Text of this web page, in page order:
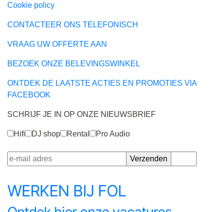
Cookie policy
CONTACTEER ONS TELEFONISCH
VRAAG UW OFFERTE AAN
BEZOEK ONZE BELEVINGSWINKEL
ONTDEK DE LAATSTE ACTIES EN PROMOTIES VIA
FACEBOOK
SCHRIJF JE IN OP ONZE NIEUWSBRIEF
Hifi DJ shop Rental Pro Audio
WERKEN BIJ FOL